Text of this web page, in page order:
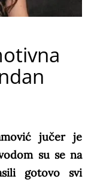
jučer je
su se na
gotovo svi